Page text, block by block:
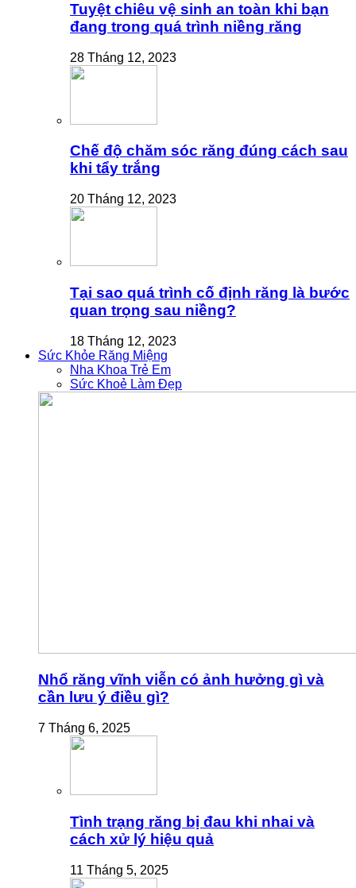
Tuyệt chiêu vệ sinh an toàn khi bạn
đang trong quá trình niềng răng
28 Tháng 12, 2023
Chế độ chăm sóc răng đúng cách sau
khi tẩy trắng
20 Tháng 12, 2023
Tại sao quá trình cố định răng là bước
quan trọng sau niềng?
18 Tháng 12, 2023
Sức Khỏe Răng Miệng
Nha Khoa Trẻ Em
Sức Khoẻ Làm Đẹp
Nhổ răng vĩnh viễn có ảnh hưởng gì và
cần lưu ý điều gì?
7 Tháng 6, 2025
Tình trạng răng bị đau khi nhai và
cách xử lý hiệu quả
11 Tháng 5, 2025